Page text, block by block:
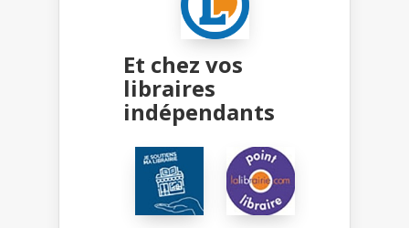
Et chez vos
libraires
indépendants